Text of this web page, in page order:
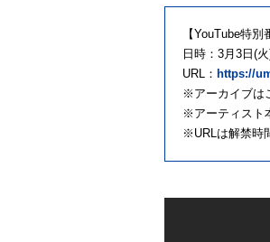
【YouTube特別
日時：3月3日(
URL： https://
※アーカイブは
※アーティスト
※URLは解禁時